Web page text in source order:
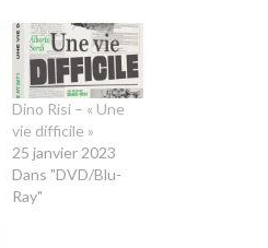
Dino Risi – « Une
vie difficile »
25 janvier 2023
Dans "DVD/Blu-
Ray"